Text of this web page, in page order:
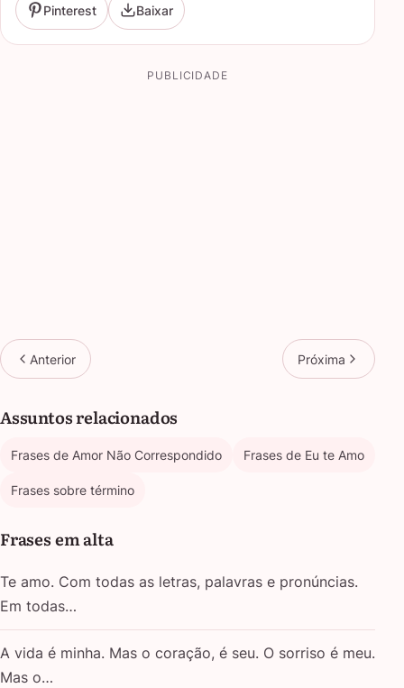
Pinterest Baixar
PUBLICIDADE
Anterior Próxima
Assuntos relacionados
Frases de Amor Não Correspondido Frases de Eu te Amo
Frases sobre término
Frases em alta
Te amo. Com todas as letras, palavras e pronúncias.
Em todas…
A vida é minha. Mas o coração, é seu. O sorriso é meu.
Mas o…